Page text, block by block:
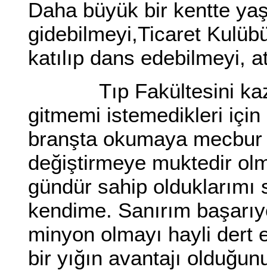
Daha büyük bir kentte
gidebilmeyi,Ticaret
katılıp dans edebilmeyi,
Tıp Fakültesini
gitmemi istemedikleri
branşta okumaya
değiştirmeye muktedir
gündür sahip
kendime. Sanırım
minyon olmayı hayli dert
bir yığın avantajı